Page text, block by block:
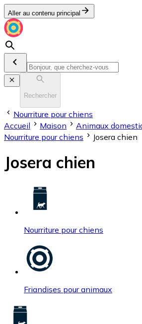
Aller au contenu principal
Rechercher
Nourriture pour chiens
Accueil
Maison Animaux
Nourriture pour chiens
Josera chien
Josera chien
Nourriture pour chiens
Friandises pour animaux